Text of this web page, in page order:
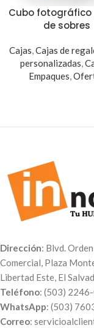
Cubo fotográfico
de sobres
Cajas,Cajas de
personalizadas,
Empaques,
Dirección: Blvd.
Comercial, Plaza
Libertad Este, El
Teléfono: (503)
WhatsApp: (503)
Correo: